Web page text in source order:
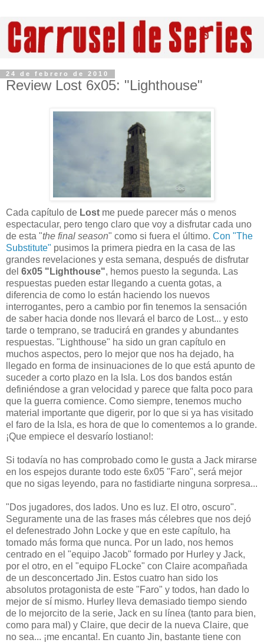
24 de febrero de 2010
Review Lost 6x05: "Lighthouse"
Cada capítulo de Lost me puede parecer más o menos
espectacular, pero tengo claro que voy a disfrutar cada uno
de esta "the final season" como si fuera el último. Con "The
Substitute" pusimos la primera piedra en la casa de las
grandes revelaciones y esta semana, después de disfrutar
del 6x05 "Lighthouse", hemos puesto la segunda. Las
respuestas pueden estar llegando a cuenta gotas, a
diferencia de como lo están haciendo los nuevos
interrogantes, pero a cambio por fin tenemos la sensación
de saber hacia donde nos llevará el barco de Lost... y esto
tarde o temprano, se traducirá en grandes y abundantes
respuestas. "Lighthouse" ha sido un gran capítulo en
muchos aspectos, pero lo mejor que nos ha dejado, ha
llegado en forma de insinuaciones de lo que está apunto de
suceder a corto plazo en la Isla. Los dos bandos están
definiéndose a gran velocidad y parece que falta poco para
que la guerra comience. Como siempre, tenemos mucho
material importante que digerir, por lo que si ya has visitado
el faro de la Isla, es hora de que lo comentemos a lo grande.
¡Que empiece el desvarío lostiano!:
Si todavía no has comprobado como le gusta a Jack mirarse
en los espejos durante todo este 6x05 "Faro", será mejor
que no sigas leyendo, para no fastidiarte ninguna sorpresa...
"Dos jugadores, dos lados. Uno es luz. El otro, oscuro".
Seguramente una de las frases más célebres que nos dejó
el defenestrado John Locke y que en este capítulo, ha
tomado más forma que nunca. Por un lado, nos hemos
centrado en el "equipo Jacob" formado por Hurley y Jack,
por el otro, en el "equipo FLocke" con Claire acompañada
de un desconcertado Jin. Estos cuatro han sido los
absolutos protagonista de este "Faro" y todos, han dado lo
mejor de sí mismo. Hurley lleva demasiado tiempo siendo
de lo mejorcito de la serie, Jack en su línea (tanto para bien,
como para mal) y Claire, que decir de la nueva Claire, que
no sea... ¡me encanta!. En cuanto Jin, bastante tiene con